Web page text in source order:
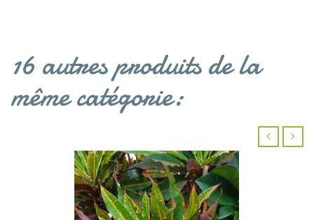
16 autres produits de la
même catégorie: